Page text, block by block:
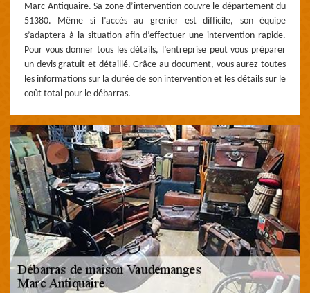
Marc Antiquaire. Sa zone d’intervention couvre le département du
51380. Même si l’accès au grenier est difficile, son équipe
s’adaptera à la situation afin d’effectuer une intervention rapide.
Pour vous donner tous les détails, l’entreprise peut vous préparer
un devis gratuit et détaillé. Grâce au document, vous aurez toutes
les informations sur la durée de son intervention et les détails sur le
coût total pour le débarras.